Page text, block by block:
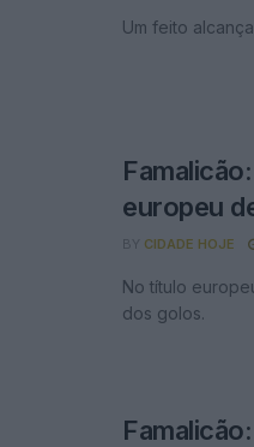
Um feito
europeu
BY CIDADE HOJE
No título
dos golos.